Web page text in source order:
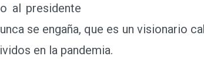
al presidente
se engaña, que es un visionario
en la pandemia.